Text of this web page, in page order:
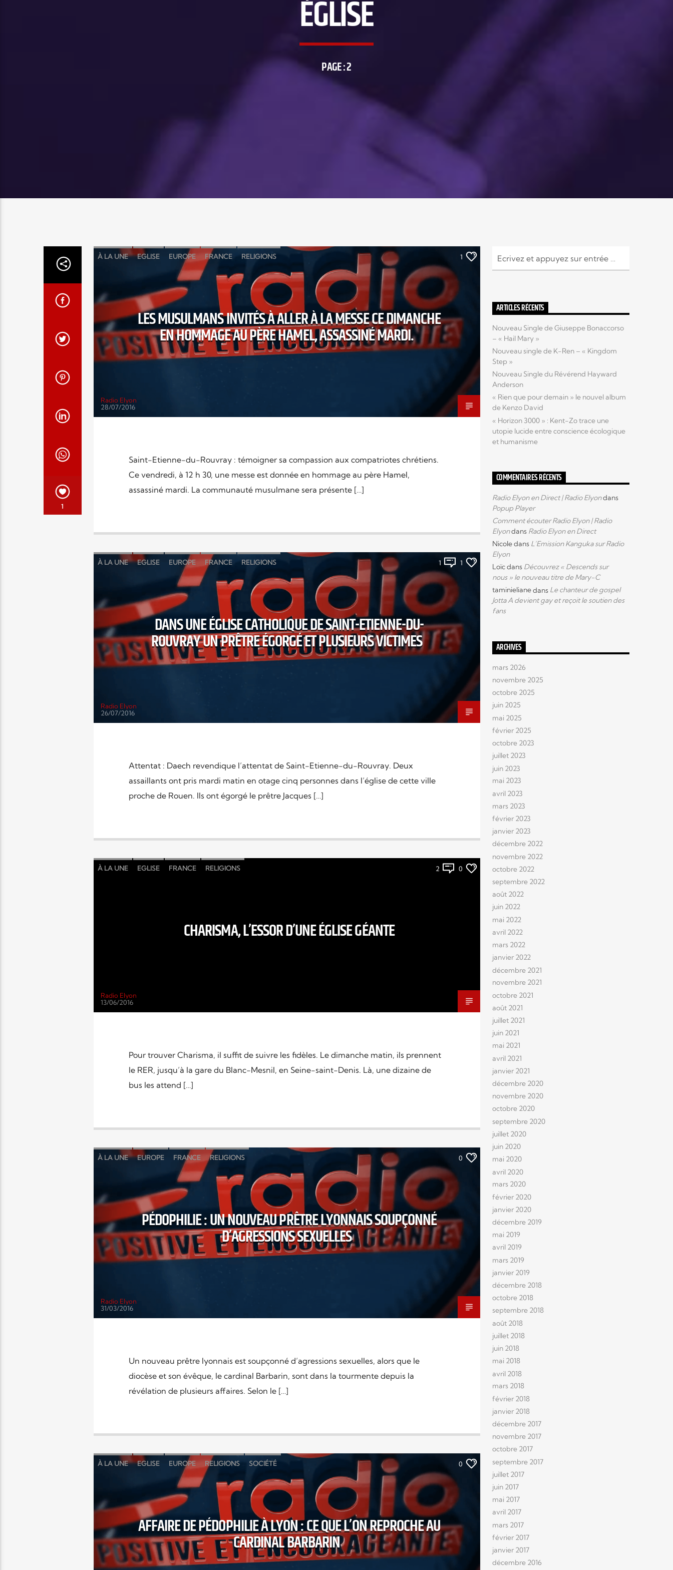
ÉGLISE
PAGE : 2
1
À LA UNE EGLISE EUROPE FRANCE RELIGIONS 1
LES MUSULMANS INVITÉS À ALLER À LA MESSE CE DIMANCHE
EN HOMMAGE AU PÈRE HAMEL, ASSASSINÉ MARDI.
Radio Elyon
28/07/2016
Saint-Etienne-du-Rouvray : témoigner sa compassion aux compatriotes chrétiens.
Ce vendredi, à 12 h 30, une messe est donnée en hommage au père Hamel,
assassiné mardi. La communauté musulmane sera présente […]
À LA UNE EGLISE EUROPE FRANCE RELIGIONS 1 1
DANS UNE ÉGLISE CATHOLIQUE DE SAINT-ETIENNE-DU-
ROUVRAY UN PRÊTRE ÉGORGÉ ET PLUSIEURS VICTIMES
Radio Elyon
26/07/2016
Attentat : Daech revendique l’attentat de Saint-Etienne-du-Rouvray. Deux
assaillants ont pris mardi matin en otage cinq personnes dans l’église de cette ville
proche de Rouen. Ils ont égorgé le prêtre Jacques […]
À LA UNE EGLISE FRANCE RELIGIONS 2 0
CHARISMA, L’ESSOR D’UNE ÉGLISE GÉANTE
Radio Elyon
13/06/2016
Pour trouver Charisma, il suffit de suivre les fidèles. Le dimanche matin, ils prennent
le RER, jusqu’à la gare du Blanc-Mesnil, en Seine-saint-Denis. Là, une dizaine de
bus les attend […]
À LA UNE EUROPE FRANCE RELIGIONS 0
PÉDOPHILIE : UN NOUVEAU PRÊTRE LYONNAIS SOUPÇONNÉ
D’AGRESSIONS SEXUELLES
Radio Elyon
31/03/2016
Un nouveau prêtre lyonnais est soupçonné d’agressions sexuelles, alors que le
diocèse et son évêque, le cardinal Barbarin, sont dans la tourmente depuis la
révélation de plusieurs affaires. Selon le […]
À LA UNE EGLISE EUROPE RELIGIONS SOCIÉTÉ 0
AFFAIRE DE PÉDOPHILIE À LYON : CE QUE L’ON REPROCHE AU
CARDINAL BARBARIN
ARTICLES RÉCENTS
Nouveau Single de Giuseppe Bonaccorso
– « Hail Mary »
Nouveau single de K-Ren – « Kingdom
Step »
Nouveau Single du Révérend Hayward
Anderson
« Rien que pour demain » le nouvel album
de Kenzo David
« Horizon 3000 » : Kent-Zo trace une
utopie lucide entre conscience écologique
et humanisme
COMMENTAIRES RÉCENTS
Radio Elyon en Direct | Radio Elyondans
Popup Player
Comment écouter Radio Elyon | Radio
Elyondans Radio Elyon en Direct
Nicoledans L’Emission Kanguka sur Radio
Elyon
Loïcdans Découvrez « Descends sur
nous » le nouveau titre de Mary-C
taminielianedans Le chanteur de gospel
Jotta A devient gay et reçoit le soutien des
fans
ARCHIVES
mars 2026
novembre 2025
octobre 2025
juin 2025
mai 2025
février 2025
octobre 2023
juillet 2023
juin 2023
mai 2023
avril 2023
mars 2023
février 2023
janvier 2023
décembre 2022
novembre 2022
octobre 2022
septembre 2022
août 2022
juin 2022
mai 2022
avril 2022
mars 2022
janvier 2022
décembre 2021
novembre 2021
octobre 2021
août 2021
juillet 2021
juin 2021
mai 2021
avril 2021
janvier 2021
décembre 2020
novembre 2020
octobre 2020
septembre 2020
juillet 2020
juin 2020
mai 2020
avril 2020
mars 2020
février 2020
janvier 2020
décembre 2019
mai 2019
avril 2019
mars 2019
janvier 2019
décembre 2018
octobre 2018
septembre 2018
août 2018
juillet 2018
juin 2018
mai 2018
avril 2018
mars 2018
février 2018
janvier 2018
décembre 2017
novembre 2017
octobre 2017
septembre 2017
juillet 2017
juin 2017
mai 2017
avril 2017
mars 2017
février 2017
janvier 2017
décembre 2016